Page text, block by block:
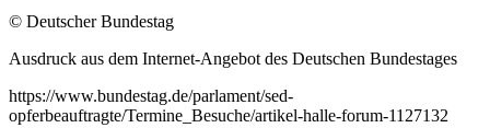
© Deutscher Bundestag
Ausdruck aus dem Internet-Angebot des Deutschen Bundestages
https://www.bundestag.de/parlament/sed-
opferbeauftragte/Termine_Besuche/artikel-halle-forum-1127132